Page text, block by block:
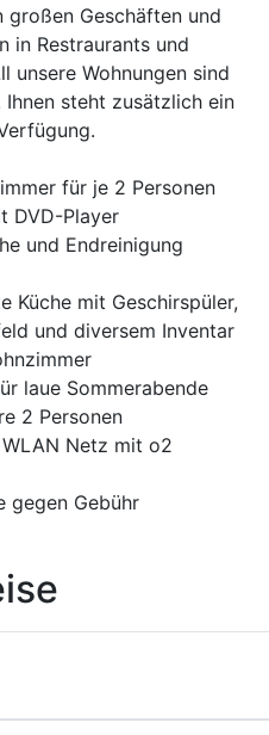
Geschäften und
in Restraurants und
unsere Wohnungen sind
steht zusätzlich ein
für je 2 Personen
DVD-Player
und Endreinigung
Küche mit Geschirspüler,
und diversem Inventar
laue Sommerabende
2 Personen
Netz mit o2
gegen Gebühr